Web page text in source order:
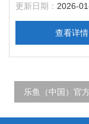
（mm）：
更新日期： 2026-
查看详情
乐鱼（中国）官